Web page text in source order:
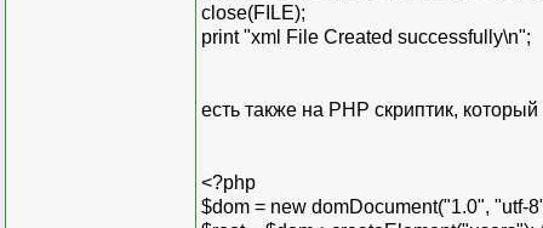
close(FILE);
print "xml File Created successfully\n";
есть также на РНР скриптик,
<?php
$dom = new domDocument("1.0", "utf-